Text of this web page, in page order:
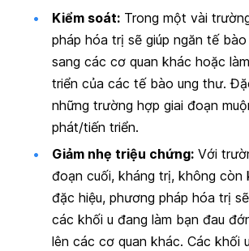
Kiểm soát: Trong một vài
pháp hóa trị sẽ giúp ngăn tế
sang các cơ quan khác hoặc
triển của các tế bào ung thư.
những trường hợp giai đoạn
phát/tiến triển.
Giảm nhẹ triệu chứng: Với
đoạn cuối, kháng trị, không còn
đặc hiệu, phương pháp hóa trị
các khối u đang làm bạn đau
lên các cơ quan khác. Các khối